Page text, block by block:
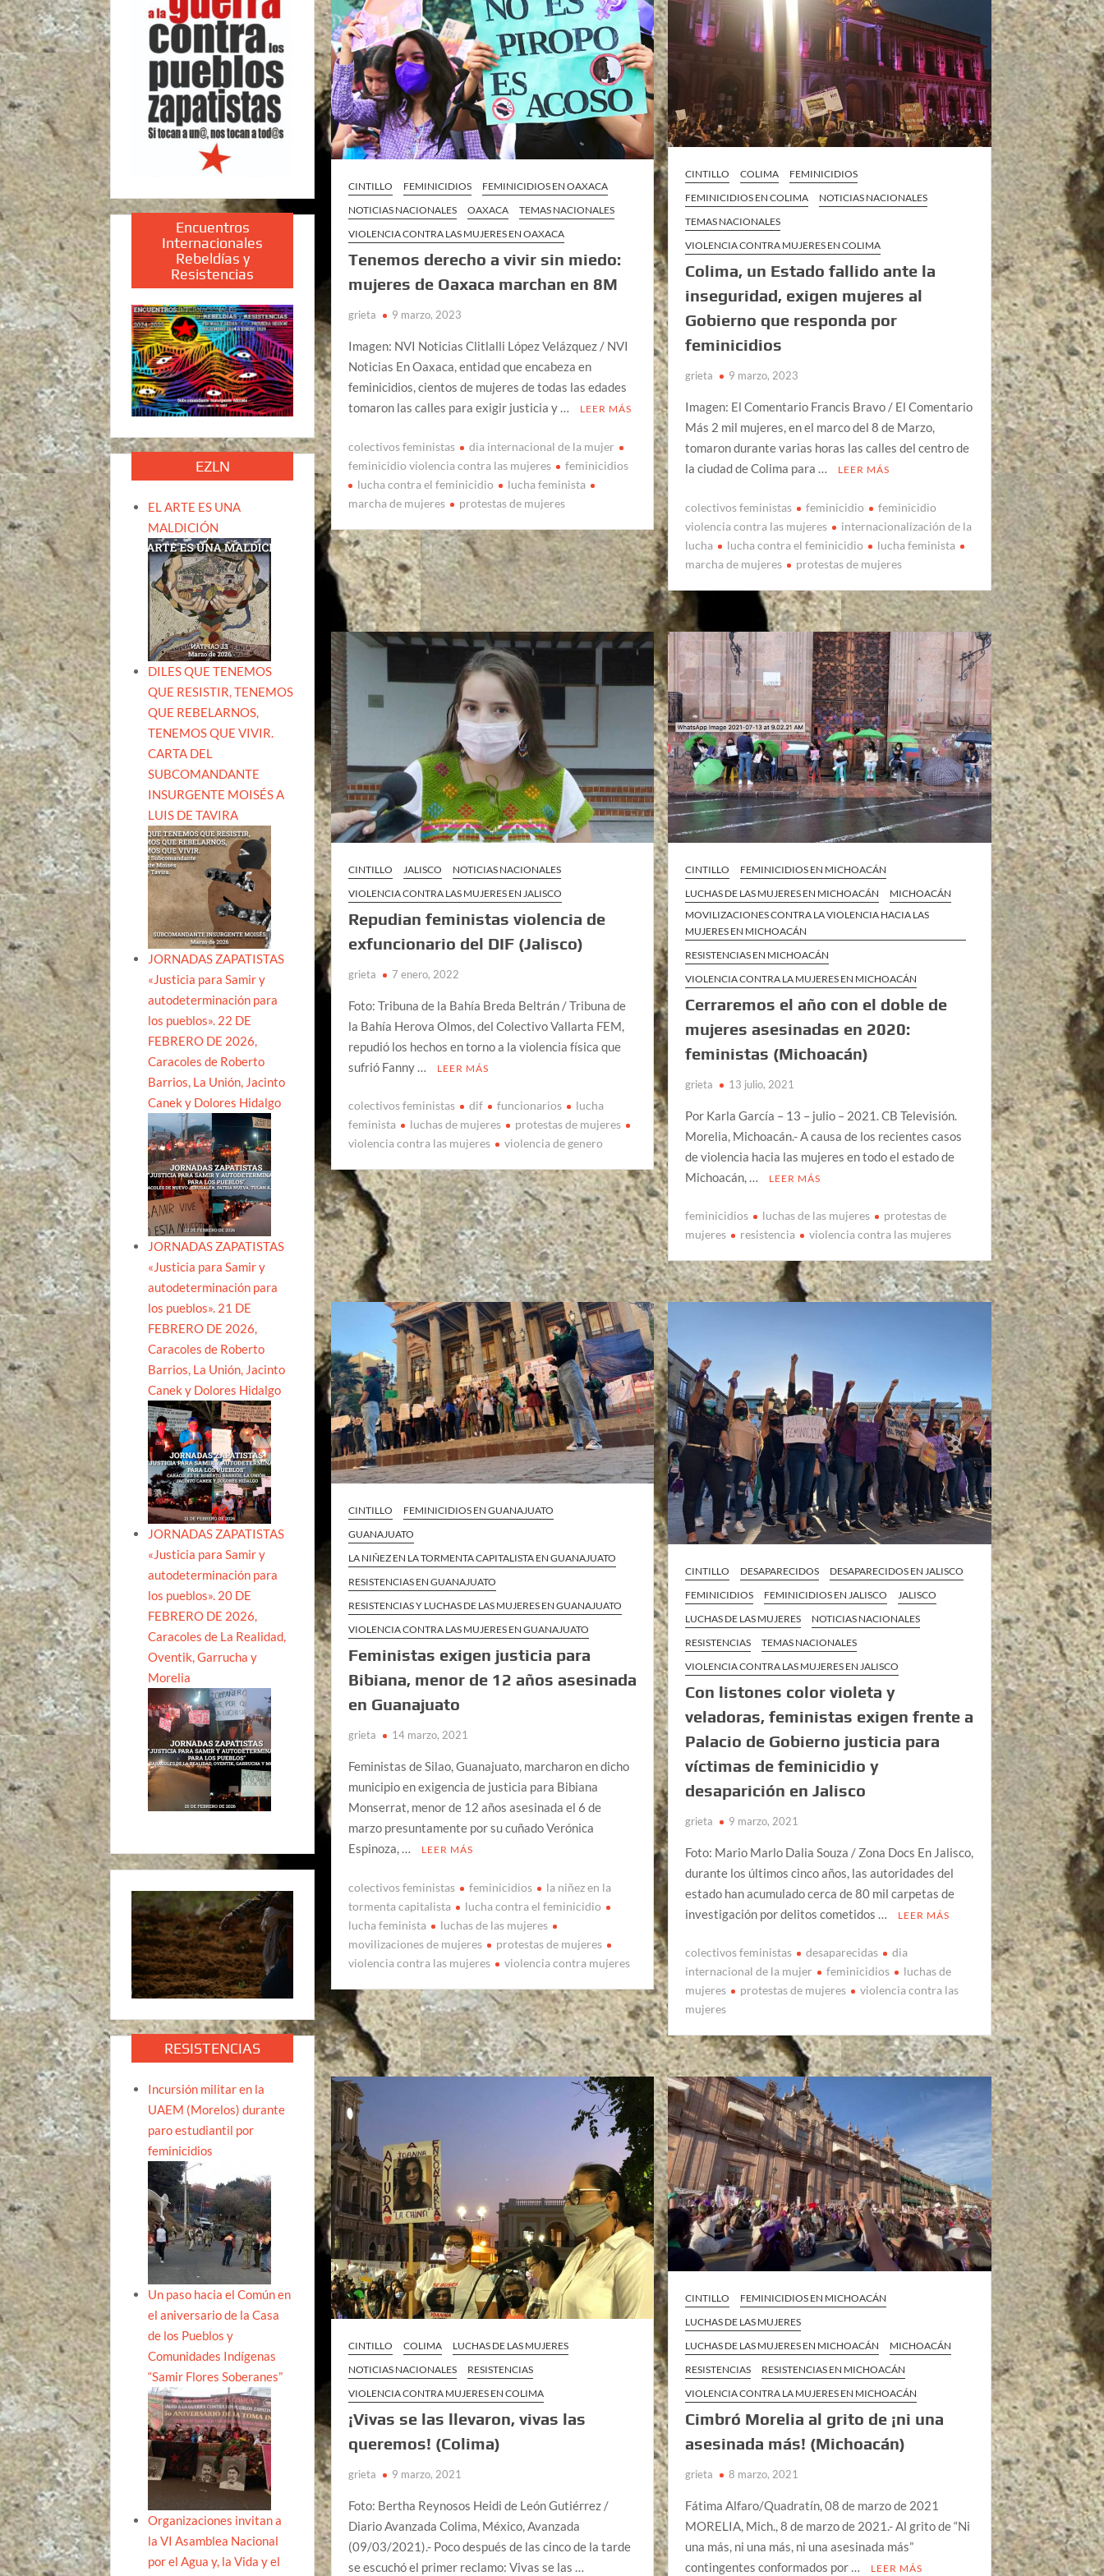
CINTILLO FEMINICIDIOS
FEMINICIDIOS EN OAXACA
NOTICIAS NACIONALES
OAXACA
TEMAS NACIONALES
VIOLENCIA CONTRA LAS MUJERES EN OAXACA
Tenemos derecho a vivir sin miedo:
mujeres de Oaxaca marchan en 8M
grieta 9 marzo, 2023
Imagen: NVI Noticias Clitlalli López Velázquez / NVI
Noticias En Oaxaca, entidad que encabeza en
feminicidios, cientos de mujeres de todas las edades
tomaron las calles para exigir justicia y …
LEER MÁS
colectivos feministas
dia internacional de la mujer
feminicidio violencia contra las mujeres
feminicidios
lucha contra el feminicidio
lucha feminista
marcha de mujeres
protestas de mujeres
CINTILLO COLIMA
FEMINICIDIOS
FEMINICIDIOS EN COLIMA
NOTICIAS NACIONALES
TEMAS NACIONALES
VIOLENCIA CONTRA MUJERES EN COLIMA
Colima, un Estado fallido ante la
inseguridad, exigen mujeres al
Gobierno que responda por
feminicidios
grieta 9 marzo, 2023
Imagen: El Comentario Francis Bravo / El Comentario
Más 2 mil mujeres, en el marco del 8 de Marzo,
tomaron durante varias horas las calles del centro de
la ciudad de Colima para …
LEER MÁS
colectivos feministas feminicidio
feminicidio
violencia contra las mujeres
internacionalización de la
lucha
lucha contra el feminicidio
lucha feminista
marcha de mujeres
protestas de mujeres
CINTILLO JALISCO
NOTICIAS NACIONALES
VIOLENCIA CONTRA LAS MUJERES EN JALISCO
Repudian feministas violencia de
exfuncionario del DIF (Jalisco)
grieta 7 enero, 2022
Foto: Tribuna de la Bahía Breda Beltrán / Tribuna de
la Bahía Herova Olmos, del Colectivo Vallarta FEM,
repudió los hechos en torno a la violencia física que
sufrió Fanny …
LEER MÁS
colectivos feministas dif funcionarios
lucha
feminista
luchas de mujeres
protestas de mujeres
violencia contra las mujeres
violencia de genero
CINTILLO
FEMINICIDIOS EN MICHOACÁN
LUCHAS DE LAS MUJERES EN MICHOACÁN
MICHOACÁN
MOVILIZACIONES CONTRA LA VIOLENCIA HACIA LAS
MUJERES EN MICHOACÁN
RESISTENCIAS EN MICHOACÁN
VIOLENCIA CONTRA LA MUJERES EN MICHOACÁN
Cerraremos el año con el doble de
mujeres asesinadas en 2020:
feministas (Michoacán)
grieta 13 julio, 2021
Por Karla García – 13 – julio – 2021. CB Televisión.
Morelia, Michoacán.- A causa de los recientes casos
de violencia hacia las mujeres en todo el estado de
Michoacán, …
LEER MÁS
feminicidios luchas de las mujeres
protestas de
mujeres
resistencia violencia contra las mujeres
CINTILLO
FEMINICIDIOS EN GUANAJUATO
GUANAJUATO
LA NIÑEZ EN LA TORMENTA CAPITALISTA EN GUANAJUATO
RESISTENCIAS EN GUANAJUATO
RESISTENCIAS Y LUCHAS DE LAS MUJERES EN GUANAJUATO
VIOLENCIA CONTRA LAS MUJERES EN GUANAJUATO
Feministas exigen justicia para
Bibiana, menor de 12 años asesinada
en Guanajuato
grieta 14 marzo, 2021
Feministas de Silao, Guanajuato, marcharon en dicho
municipio en exigencia de justicia para Bibiana
Monserrat, menor de 12 años asesinada el 6 de
marzo presuntamente por su cuñado Verónica
Espinoza, …
LEER MÁS
colectivos feministas feminicidios
la niñez en la
tormenta capitalista
lucha contra el feminicidio
lucha feminista
luchas de las mujeres
movilizaciones de mujeres
protestas de mujeres
violencia contra las mujeres
violencia contra mujeres
CINTILLO DESAPARECIDOS
DESAPARECIDOS EN JALISCO
FEMINICIDIOS
FEMINICIDIOS EN JALISCO
JALISCO
LUCHAS DE LAS MUJERES
NOTICIAS NACIONALES
RESISTENCIAS
TEMAS NACIONALES
VIOLENCIA CONTRA LAS MUJERES EN JALISCO
Con listones color violeta y
veladoras, feministas exigen frente a
Palacio de Gobierno justicia para
víctimas de feminicidio y
desaparición en Jalisco
grieta 9 marzo, 2021
Foto: Mario Marlo Dalia Souza / Zona Docs En Jalisco,
durante los últimos cinco años, las autoridades del
estado han acumulado cerca de 80 mil carpetas de
investigación por delitos cometidos …
LEER MÁS
colectivos feministas desaparecidas
dia
internacional de la mujer
feminicidios
luchas de
mujeres
protestas de mujeres
violencia contra las
mujeres
CINTILLO COLIMA
LUCHAS DE LAS MUJERES
NOTICIAS NACIONALES
RESISTENCIAS
VIOLENCIA CONTRA MUJERES EN COLIMA
¡Vivas se las llevaron, vivas las
queremos! (Colima)
grieta 9 marzo, 2021
Foto: Bertha Reynosos Heidi de León Gutiérrez /
Diario Avanzada Colima, México, Avanzada
(09/03/2021).- Poco después de las cinco de la tarde
se escuchó el primer reclamo: Vivas se las …
CINTILLO
FEMINICIDIOS EN MICHOACÁN
LUCHAS DE LAS MUJERES
LUCHAS DE LAS MUJERES EN MICHOACÁN
MICHOACÁN
RESISTENCIAS
RESISTENCIAS EN MICHOACÁN
VIOLENCIA CONTRA LA MUJERES EN MICHOACÁN
Cimbró Morelia al grito de ¡ni una
asesinada más! (Michoacán)
grieta 8 marzo, 2021
Fátima Alfaro/Quadratín, 08 de marzo de 2021
MORELIA, Mich., 8 de marzo de 2021.- Al grito de “Ni
una más, ni una más, ni una asesinada más”
contingentes conformados por …
LEER MÁS
Encuentros
Internacionales
Rebeldías y
Resistencias
EZLN
EL ARTE ES UNA
MALDICIÓN
DILES QUE TENEMOS
QUE RESISTIR, TENEMOS
QUE REBELARNOS,
TENEMOS QUE VIVIR.
CARTA DEL
SUBCOMANDANTE
INSURGENTE MOISÉS A
LUIS DE TAVIRA
JORNADAS ZAPATISTAS
«Justicia para Samir y
autodeterminación para
los pueblos». 22 DE
FEBRERO DE 2026,
Caracoles de Roberto
Barrios, La Unión, Jacinto
Canek y Dolores Hidalgo
JORNADAS ZAPATISTAS
«Justicia para Samir y
autodeterminación para
los pueblos». 21 DE
FEBRERO DE 2026,
Caracoles de Roberto
Barrios, La Unión, Jacinto
Canek y Dolores Hidalgo
JORNADAS ZAPATISTAS
«Justicia para Samir y
autodeterminación para
los pueblos». 20 DE
FEBRERO DE 2026,
Caracoles de La Realidad,
Oventik, Garrucha y
Morelia
RESISTENCIAS
Incursión militar en la
UAEM (Morelos) durante
paro estudiantil por
feminicidios
Un paso hacia el Común en
el aniversario de la Casa
de los Pueblos y
Comunidades Indígenas
“Samir Flores Soberanes”
Organizaciones invitan a
la VI Asamblea Nacional
por el Agua y, la Vida y el